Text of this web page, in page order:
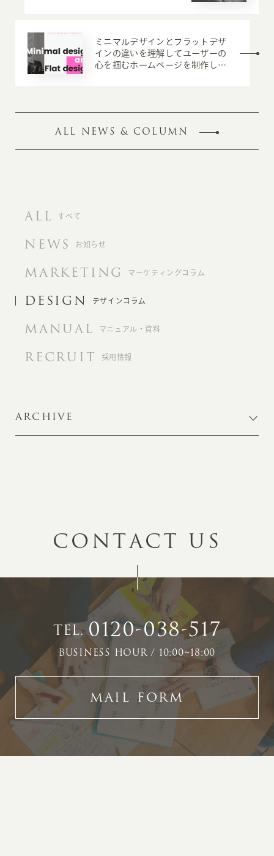
ミニマルデザインとフラットデザ
インの違いを理解してユーザーの
心を掴むホームページを制作しま
ALL NEWS & COLUMN
ALL すべて
NEWS お知らせ
MARKETING マーケティングコラム
DESIGN デザインコラム
MANUAL マニュアル・資料
RECRUIT 採用情報
ARCHIVE
CONTACT US
TEL.0120-038-517
BUSINESS HOUR / 10:00~18:00
MAIL FORM